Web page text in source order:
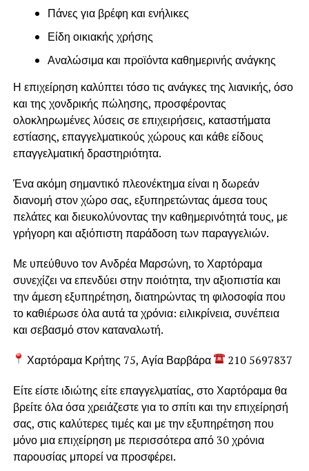
Πάνες για βρέφη και ενήλικες
Είδη οικιακής χρήσης
Αναλώσιμα και προϊόντα καθημερινής ανάγκης
Η επιχείρηση καλύπτει τόσο τις ανάγκες της λιανικής, όσο
και της χονδρικής πώλησης, προσφέροντας
ολοκληρωμένες λύσεις σε επιχειρήσεις, καταστήματα
εστίασης, επαγγελματικούς χώρους και κάθε είδους
επαγγελματική δραστηριότητα.
Ένα ακόμη σημαντικό πλεονέκτημα είναι η δωρεάν
διανομή στον χώρο σας, εξυπηρετώντας άμεσα τους
πελάτες και διευκολύνοντας την καθημερινότητά τους, με
γρήγορη και αξιόπιστη παράδοση των παραγγελιών.
Με υπεύθυνο τον Ανδρέα Μαρσώνη, το Χαρτόραμα
συνεχίζει να επενδύει στην ποιότητα, την αξιοπιστία και
την άμεση εξυπηρέτηση, διατηρώντας τη φιλοσοφία που
το καθιέρωσε όλα αυτά τα χρόνια: ειλικρίνεια, συνέπεια
και σεβασμό στον καταναλωτή.
Χαρτόραμα Κρήτης 75, Αγία Βαρβάρα
210 5697837
Είτε είστε ιδιώτης είτε επαγγελματίας, στο Χαρτόραμα θα
βρείτε όλα όσα χρειάζεστε για το σπίτι και την επιχείρησή
σας, στις καλύτερες τιμές και με την εξυπηρέτηση που
μόνο μια επιχείρηση με περισσότερα από 30 χρόνια
παρουσίας μπορεί να προσφέρει.